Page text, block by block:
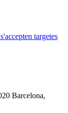
targetes
Barcelona,